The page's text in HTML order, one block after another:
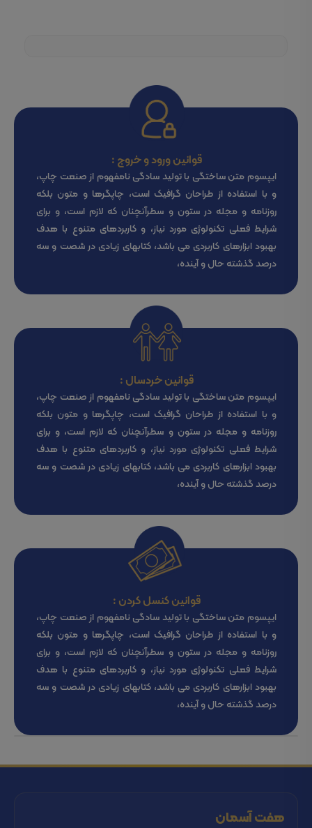
قوانین ورود و خروج :
ایپسوم متن ساختگی با تولید سادگی نامفهوم از صنعت چاپ،
و با استفاده از طراحان گرافیک است، چاپگرها و متون بلکه
روزنامه و مجله در ستون و سطرآنچنان که لازم است، و برای
شرایط فعلی تکنولوژی مورد نیاز، و کاربردهای متنوع با هدف
بهبود ابزارهای کاربردی می باشد، کتابهای زیادی در شصت و سه
درصد گذشته حال و آینده،
قوانین خردسال :
ایپسوم متن ساختگی با تولید سادگی نامفهوم از صنعت چاپ،
و با استفاده از طراحان گرافیک است، چاپگرها و متون بلکه
روزنامه و مجله در ستون و سطرآنچنان که لازم است، و برای
شرایط فعلی تکنولوژی مورد نیاز، و کاربردهای متنوع با هدف
بهبود ابزارهای کاربردی می باشد، کتابهای زیادی در شصت و سه
درصد گذشته حال و آینده،
قوانین کنسل کردن :
ایپسوم متن ساختگی با تولید سادگی نامفهوم از صنعت چاپ،
و با استفاده از طراحان گرافیک است، چاپگرها و متون بلکه
روزنامه و مجله در ستون و سطرآنچنان که لازم است، و برای
شرایط فعلی تکنولوژی مورد نیاز، و کاربردهای متنوع با هدف
بهبود ابزارهای کاربردی می باشد، کتابهای زیادی در شصت و سه
درصد گذشته حال و آینده،
هفت آسمان